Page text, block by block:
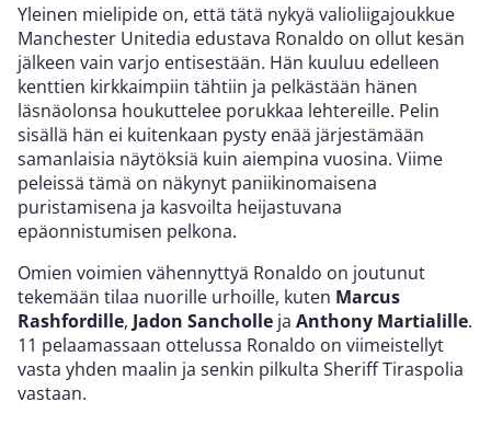
Yleinen mielipide on, että tätä nykyä valioliigajoukkue
Manchester Unitedia edustava Ronaldo on ollut kesän
jälkeen vain varjo entisestään. Hän kuuluu edelleen
kenttien kirkkaimpiin tähtiin ja pelkästään hänen
läsnäolonsa houkuttelee porukkaa lehtereille. Pelin
sisällä hän ei kuitenkaan pysty enää järjestämään
samanlaisia näytöksiä kuin aiempina vuosina. Viime
peleissä tämä on näkynyt paniikinomaisena
puristamisena ja kasvoilta heijastuvana
epäonnistumisen pelkona.
Omien voimien vähennyttyä Ronaldo on joutunut
tekemään tilaa nuorille urhoille, kuten Marcus
Rashfordille, Jadon Sancholle ja Anthony Martialille.
11 pelaamassaan ottelussa Ronaldo on viimeistellyt
vasta yhden maalin ja senkin pilkulta Sheriff Tiraspolia
vastaan.